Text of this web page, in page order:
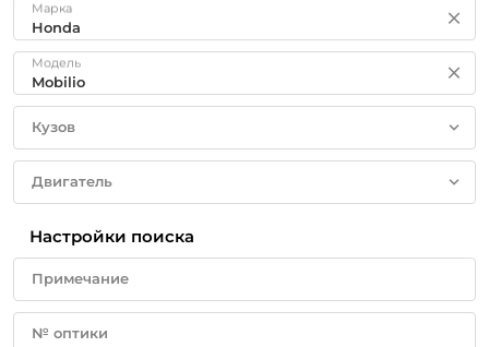
Марка
Модель
Кузов
Двигатель
Настройки поиска
Примечание
№ оптики